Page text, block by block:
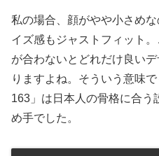
私の場合、顔がやや小さめ
イズ感もジャストフィット
が合わないとどれだけ良い
りますよね。そういう意味
163」は日本人の骨格に合う
め手でした。